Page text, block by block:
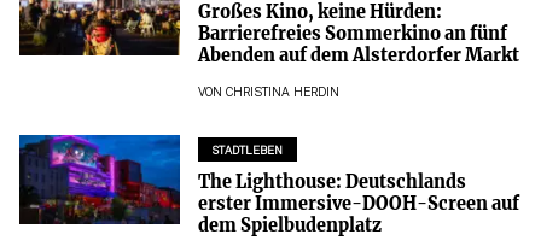
Großes Kino, keine Hürden:
Barrierefreies Sommerkino an fünf
Abenden auf dem Alsterdorfer Markt
VON CHRISTINA HERDIN
STADTLEBEN
The Lighthouse: Deutschlands
erster Immersive-DOOH-Screen auf
dem Spielbudenplatz